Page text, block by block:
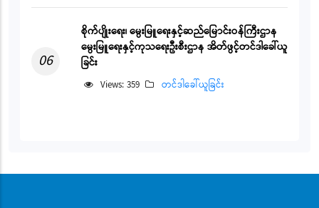
06
စိုက်ပျိုးရေး၊ မွေးမြူရေးနှင့်ဆည်မြောင်းဝန်ကြီးဌာန
မွေးမြူရေးနှင့်ကုသရေးဦးစီးဌာန အိတ်ဖွင့်တင်ဒါခေါ်ယူ
ခြင်း
Views: 359 တင်ဒါခေါ်ယူခြင်း